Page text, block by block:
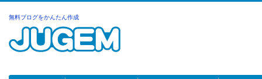
無料ブログをかんたん作成